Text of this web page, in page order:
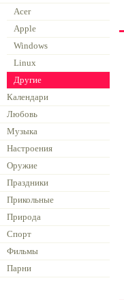
Acer
Apple
Windows
Linux
Другие
Календари
Любовь
Музыка
Настроения
Оружие
Праздники
Прикольные
Природа
Спорт
Фильмы
Парни